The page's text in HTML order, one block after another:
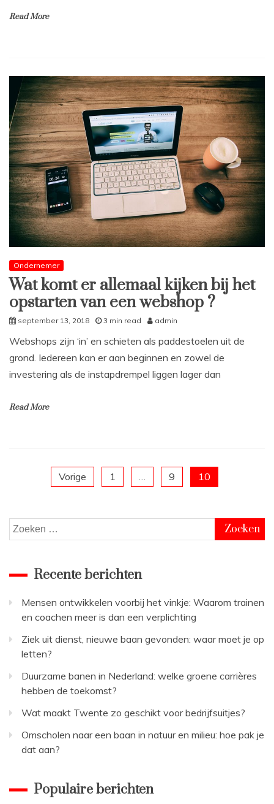
Read More
Ondernemer
Wat komt er allemaal kijken bij het
opstarten van een webshop ?
september 13, 2018 3 min read admin
Webshops zijn ‘in’ en schieten als paddestoelen uit de
grond. Iedereen kan er aan beginnen en zowel de
investering als de instapdrempel liggen lager dan
Read More
C
o
on
Wat
er
allemaal
bij
van
Berichten
paginering
Vorige 1 … 9 10
Zoeken
naar:
Recente berichten
Mensen ontwikkelen voorbij het vinkje: Waarom trainen
en coachen meer is dan een verplichting
Ziek uit dienst, nieuwe baan gevonden: waar moet je op
letten?
Duurzame banen in Nederland: welke groene carrières
hebben de toekomst?
Wat maakt Twente zo geschikt voor bedrijfsuitjes?
Omscholen naar een baan in natuur en milieu: hoe pak je
dat aan?
Populaire berichten